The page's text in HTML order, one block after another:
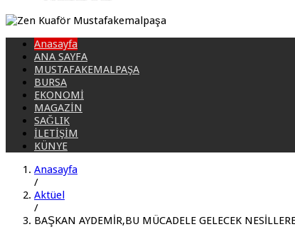
Anasayfa
ANA SAYFA
MUSTAFAKEMALPAŞA
BURSA
EKONOMİ
MAGAZİN
SAĞLIK
İLETİŞİM
KÜNYE
Anasayfa
/
Aktüel
/
BAŞKAN AYDEMİR,BU MÜCADELE GELECEK